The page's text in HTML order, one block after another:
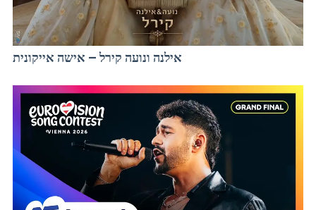
אילנה ונועה קירל – אישה אייקונית